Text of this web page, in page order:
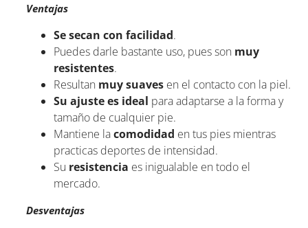
Ventajas
Se secan con facilidad.
Puedes darle bastante uso, pues son muy
resistentes.
Resultan muy suavesen el contacto con la piel.
Su ajuste es ideal para adaptarse a la forma y
tamaño de cualquier pie.
Mantiene lacomodidad en tus pies mientras
practicas deportes de intensidad.
Su resistencia es inigualable en todo el
mercado.
Desventajas